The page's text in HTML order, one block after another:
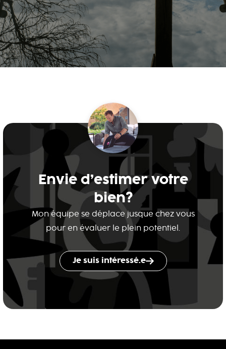
Envie d’estimer votre
bien?
Mon équipe se déplace jusque chez vous
pour en évaluer le plein potentiel.
Je suis intéressé.e